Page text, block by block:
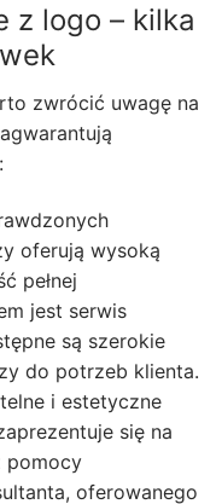
z logo – kilka
zwrócić uwagę na
oferują wysoką
pełnej
jest serwis
są szerokie
do potrzeb klienta.
i estetyczne
się na
pomocy
oferowanego